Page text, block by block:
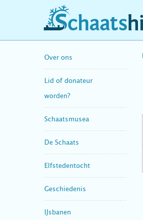
schaatshistorie.nl
Over ons
Lid of donateur
worden?
Schaatsmusea
De Schaats
Elfstedentocht
Geschiedenis
IJsbanen